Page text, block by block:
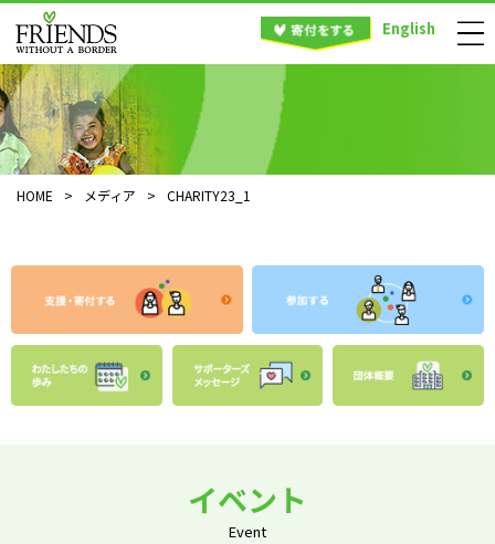
English
HOME > メディア > CHARITY23_1
イベント
Event